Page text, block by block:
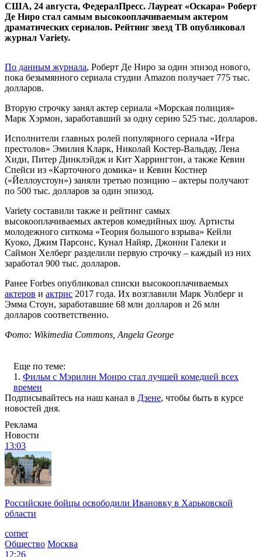
США, 24 августа, ФедералПресс. Лауреат «Оскара» Роберт
Де Ниро стал самым высокооплачиваемым актером
драматических сериалов. Рейтинг звезд ТВ опубликовал
журнал Variety.
По данным журнала, Роберт Де Ниро за один эпизод нового,
пока безымянного сериала студии Amazon получает 775 тыс.
долларов.
Вторую строчку занял актер сериала «Морская полиция»
Марк Хэрмон, заработавший за одну серию 525 тыс. долларов.
Исполнители главных ролей популярного сериала «Игра
престолов» Эмилия Кларк, Николай Костер-Вальдау, Лена
Хиди, Питер Динклэйдж и Кит Харрингтон, а также Кевин
Спейси из «Карточного домика» и Кевин Костнер
(«Йеллоустоун») заняли третью позицию – актеры получают
по 500 тыс. долларов за один эпизод.
Variety составили также и рейтинг самых
высокооплачиваемых актеров комедийных шоу. Артисты
молодежного ситкома «Теория большого взрыва» Кейли
Куоко, Джим Парсонс, Кунал Найяр, Джонни Галеки и
Саймон Хелберг разделили первую строчку – каждый из них
заработал 900 тыс. долларов.
Ранее Forbes опубликовал списки высокооплачиваемых
актеров и актрис 2017 года. Их возглавили Марк Уолберг и
Эмма Стоун, заработавшие 68 млн долларов и 26 млн
долларов соответственно.
Фото: Wikimedia Commons, Angela George
Еще по теме:
1. Фильм с Мэрилин Монро стал лучшей комедией всех
времен
Подписывайтесь на наш канал в Дзене, чтобы быть в курсе
новостей дня.
Реклама
Новости
13:03
Российские бойцы освободили Ивановку в Харьковской
области
corner
Общество Москва
12:26